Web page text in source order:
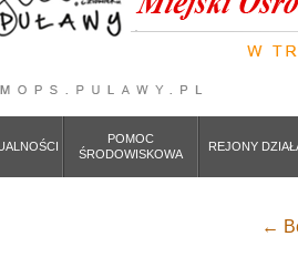
POMOC
ŚRODOWISKOWA
REJONY
←